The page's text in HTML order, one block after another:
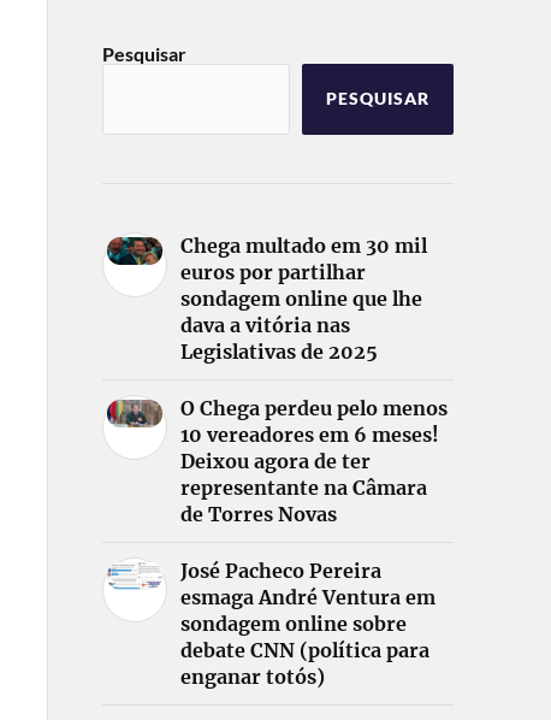
Pesquisar
PESQUISAR
Chega multado em 30 mil
euros por partilhar
sondagem online que lhe
dava a vitória nas
Legislativas de 2025
O Chega perdeu pelo menos
10 vereadores em 6 meses!
Deixou agora de ter
representante na Câmara
de Torres Novas
José Pacheco Pereira
esmaga André Ventura em
sondagem online sobre
debate CNN (política para
enganar totós)